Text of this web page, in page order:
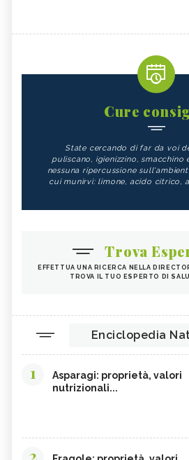
Cure
State cercando di far da voi
puliscano, igienizzino, smacchino
nessuna ripercussione
cui munirvi: limone, acido citrico,
Trova
EFFETTUA UNA RICERCA NELLA
TROVA IL TUO ESPERTO DI
Enciclopedia
1
Asparagi: proprietà, valori
nutrizionali...
2